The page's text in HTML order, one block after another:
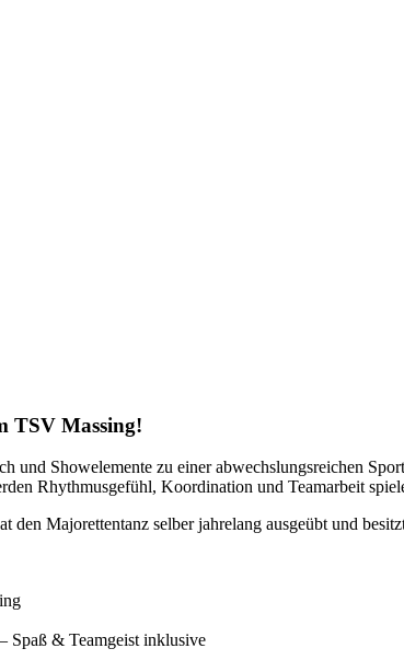
TSV Massing!
und Showelemente zu einer abwechslungsreichen
Rhythmusgefühl, Koordination und Teamarbeit
den Majorettentanz selber jahrelang ausgeübt und
Spaß & Teamgeist inklusive